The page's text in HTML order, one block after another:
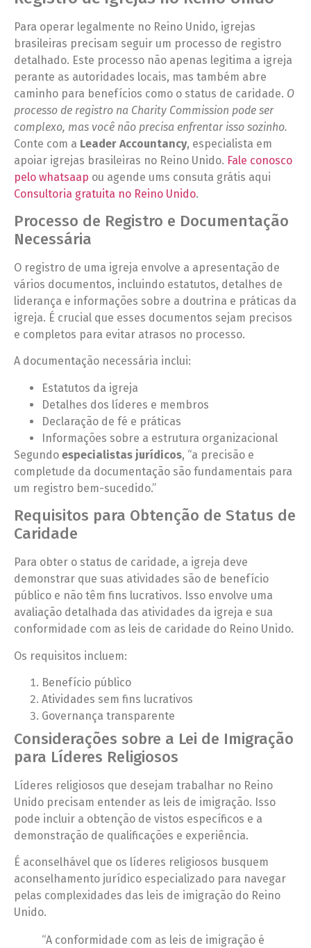
Para operar legalmente no Reino Unido, igrejas
brasileiras precisam seguir um processo de registro
detalhado. Este processo não apenas legitima a igreja
perante as autoridades locais, mas também abre
caminho para benefícios como o status de caridade. O
processo de registro na Charity Commission pode ser
complexo, mas você não precisa enfrentar isso sozinho.
Conte com a Leader Accountancy, especialista em
apoiar igrejas brasileiras no Reino Unido. Fale conosco
pelo whatsaap ou agende ums consuta grátis aqui
Consultoria gratuita no Reino Unido.
Processo de Registro e Documentação
Necessária
O registro de uma igreja envolve a apresentação de
vários documentos, incluindo estatutos, detalhes de
liderança e informações sobre a doutrina e práticas da
igreja. É crucial que esses documentos sejam precisos
e completos para evitar atrasos no processo.
A documentação necessária inclui:
Estatutos da igreja
Detalhes dos líderes e membros
Declaração de fé e práticas
Informações sobre a estrutura organizacional
Segundo especialistas jurídicos, “a precisão e
completude da documentação são fundamentais para
um registro bem-sucedido.”
Requisitos para Obtenção de Status de
Caridade
Para obter o status de caridade, a igreja deve
demonstrar que suas atividades são de benefício
público e não têm fins lucrativos. Isso envolve uma
avaliação detalhada das atividades da igreja e sua
conformidade com as leis de caridade do Reino Unido.
Os requisitos incluem:
Benefício público
Atividades sem fins lucrativos
Governança transparente
Considerações sobre a Lei de Imigração
para Líderes Religiosos
Líderes religiosos que desejam trabalhar no Reino
Unido precisam entender as leis de imigração. Isso
pode incluir a obtenção de vistos específicos e a
demonstração de qualificações e experiência.
É aconselhável que os líderes religiosos busquem
aconselhamento jurídico especializado para navegar
pelas complexidades das leis de imigração do Reino
Unido.
“A conformidade com as leis de imigração é